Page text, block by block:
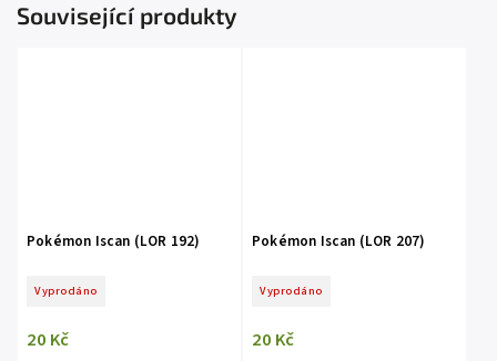
Související produkty
Pokémon Iscan (LOR 192)
Vyprodáno
20 Kč
Pokémon Iscan (LOR 207)
Vyprodáno
20 Kč